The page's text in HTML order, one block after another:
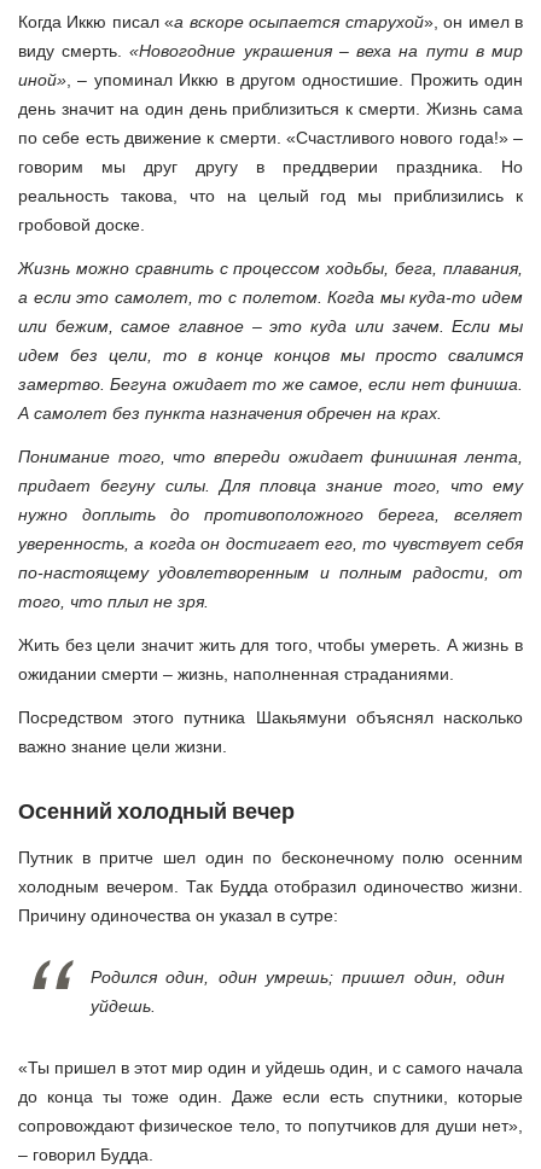
Когда Иккю писал «а вскоре осыпается старухой», он имел в
виду смерть.
«Новогодние украшения – веха на пути в мир
иной» , – упоминал Иккю в другом одностишие. Прожить один
день значит на один день приблизиться к смерти. Жизнь сама
по себе есть движение к смерти. «Счастливого нового года!» –
говорим мы друг другу в преддверии праздника. Но
реальность такова, что на целый год мы приблизились к
гробовой доске.
Жизнь можно сравнить с процессом ходьбы, бега, плавания,
а если это самолет, то с полетом. Когда мы куда-то идем
или бежим, самое главное – это куда или зачем. Если мы
идем без цели, то в конце концов мы просто свалимся
замертво. Бегуна ожидает то же самое, если нет финиша.
А самолет без пункта назначения обречен на крах.
Понимание того, что впереди ожидает финишная лента,
придает бегуну силы. Для пловца знание того, что ему
нужно доплыть до противоположного берега, вселяет
уверенность, а когда он достигает его, то чувствует себя
по-настоящему удовлетворенным и полным радости, от
того, что плыл не зря.
Жить без цели значит жить для того, чтобы умереть. А жизнь в
ожидании смерти – жизнь, наполненная страданиями.
Посредством этого путника Шакьямуни объяснял насколько
важно знание цели жизни.
Осенний холодный вечер
Путник в притче шел один по бесконечному полю осенним
холодным вечером. Так Будда отобразил одиночество жизни.
Причину одиночества он указал в сутре:
Родился один, один умрешь; пришел один, один
уйдешь
«Ты пришел в этот мир один и уйдешь один, и с самого начала
до конца ты тоже один. Даже если есть спутники, которые
сопровождают физическое тело, то попутчиков для души нет»,
– говорил Будда.